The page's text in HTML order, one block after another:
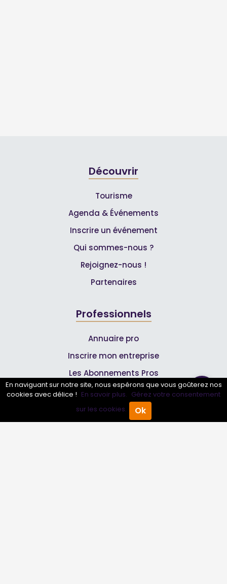
Annuaire Pro Agenda
Découvrir
Tourisme
Agenda & Événements
Inscrire un événement
Qui sommes-nous ?
Rejoignez-nous !
Partenaires
Professionnels
Annuaire pro
Inscrire mon entreprise
Les Abonnements Pros
Infos
En naviguant sur notre site, nous espérons que vous goûterez nos
cookies avec délice ! En savoir plus. Gérez votre consentement
sur les cookies.
Ok